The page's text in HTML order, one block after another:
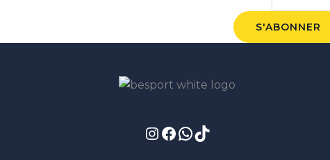
S'ABONNER
Instagram
Facebook
WhatsApp
TikTok